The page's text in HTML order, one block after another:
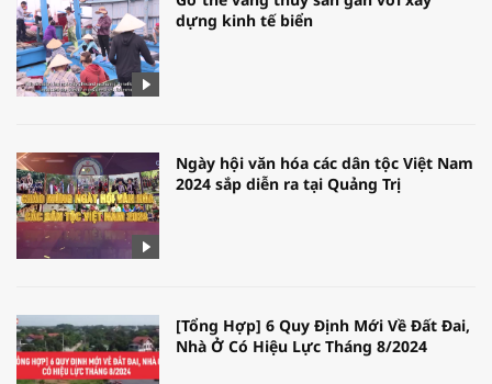
dựng kinh tế biển
Ngày hội văn hóa các dân tộc Việt Nam
2024 sắp diễn ra tại Quảng Trị
[Tổng Hợp] 6 Quy Định Mới Về Đất Đai,
Nhà Ở Có Hiệu Lực Tháng 8/2024